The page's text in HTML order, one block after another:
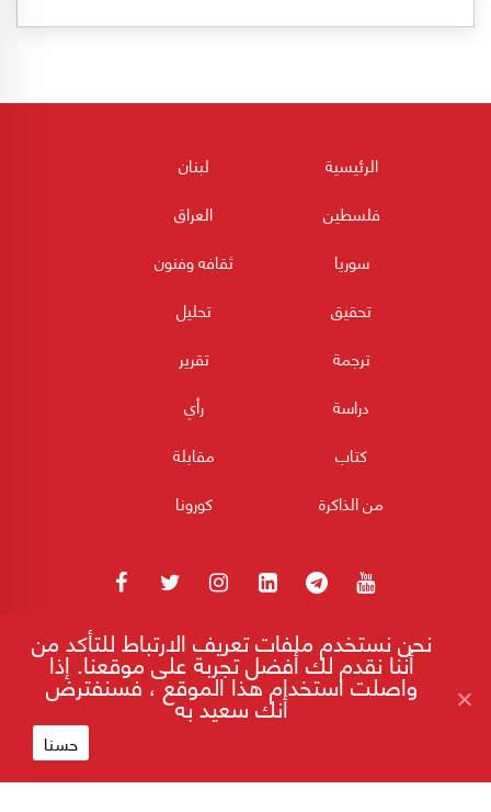
الرئيسية
لبنان
فلسطين
العراق
سوريا
ثقافه وفنون
تحقيق
تحليل
ترجمة
تقرير
دراسة
رأي
كتاب
مقابلة
من الذاكرة
كورونا
180POST جميع الحقوق محفوظة 2026
لحظة سياسية وطبقية محتدمة في الكويت
نحن نستخدم ملفات تعريف الارتباط للتأكد من
أننا نقدم لك أفضل تجربة على موقعنا. إذا
واصلت استخدام هذا الموقع ، فسنفترض
أنك سعيد به
حسنا